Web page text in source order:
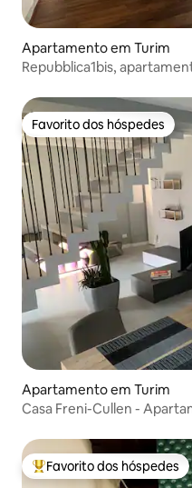
Apartamento em Turim
Repubblica1bis,
Favorito dos hóspedes
Favorito dos hóspedes
Apartamento em Turim
Casa Freni-Cullen -
Favoritos dos hóspedes
Favorito dos hóspedes